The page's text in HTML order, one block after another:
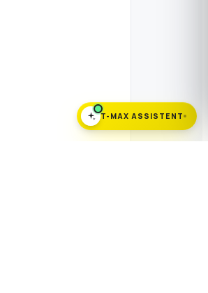
T-MAX ASSISTENT